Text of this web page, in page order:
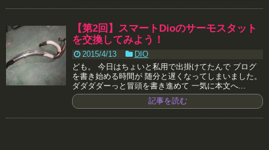
【第2回】スマートDioのサーモスタット
を交換してみよう！
2015/4/13
DIO
ども。 今日はちょいと私用で出掛けてたんで ブログ
を書き始める時間が 随分と遅くなってしまいました。
ダダダダーっと冒頭を書き進めて 一気に本文へ...
記事を読む